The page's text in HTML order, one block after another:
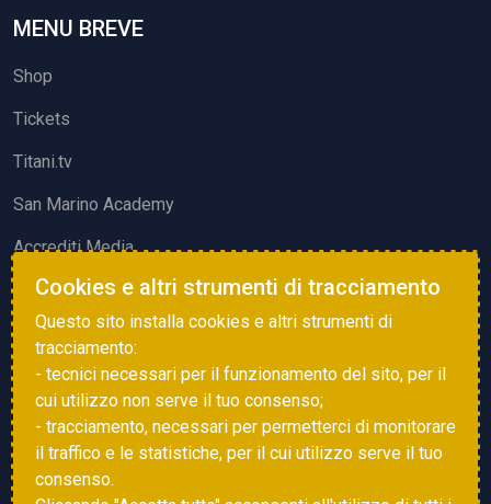
MENU BREVE
Shop
Tickets
Titani.tv
San Marino Academy
Accrediti Media
ATTIVITÀ ED EVENTI
Squadre di Calcio
Associazione Sammarinese Arbitri
Vota gol e parata
Cookies e altri strumenti di tracciamento
Questo sito installa cookies e altri strumenti di
tracciamento:
- tecnici necessari per il funzionamento del sito, per il
cui utilizzo non serve il tuo consenso;
- tracciamento, necessari per permetterci di monitorare
il traffico e le statistiche, per il cui utilizzo serve il tuo
consenso.